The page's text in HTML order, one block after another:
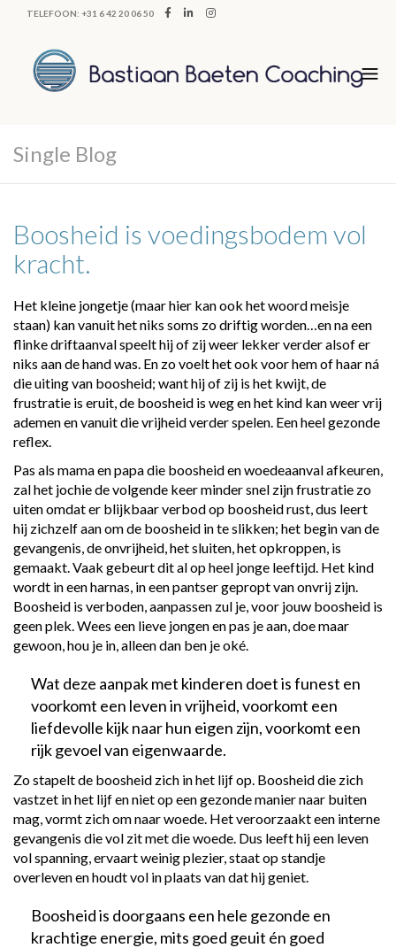
TELEFOON: +31 6 42 20 06 50
Single Blog
Boosheid is voedingsbodem vol
kracht.
Het kleine jongetje (maar hier kan ook het woord meisje
staan) kan vanuit het niks soms zo driftig worden…en na een
flinke driftaanval speelt hij of zij weer lekker verder alsof er
niks aan de hand was. En zo voelt het ook voor hem of haar ná
die uiting van boosheid; want hij of zij is het kwijt, de
frustratie is eruit, de boosheid is weg en het kind kan weer vrij
ademen en vanuit die vrijheid verder spelen. Een heel gezonde
reflex.
Pas als mama en papa die boosheid en woedeaanval afkeuren,
zal het jochie de volgende keer minder snel zijn frustratie zo
uiten omdat er blijkbaar verbod op boosheid rust, dus leert
hij zichzelf aan om de boosheid in te slikken; het begin van de
gevangenis, de onvrijheid, het sluiten, het opkroppen, is
gemaakt. Vaak gebeurt dit al op heel jonge leeftijd. Het kind
wordt in een harnas, in een pantser gepropt van onvrij zijn.
Boosheid is verboden, aanpassen zul je, voor jouw boosheid is
geen plek. Wees een lieve jongen en pas je aan, doe maar
gewoon, hou je in, alleen dan ben je oké.
Wat deze aanpak met kinderen doet is funest en
voorkomt een leven in vrijheid, voorkomt een
liefdevolle kijk naar hun eigen zijn, voorkomt een
rijk gevoel van eigenwaarde.
Zo stapelt de boosheid zich in het lijf op. Boosheid die zich
vastzet in het lijf en niet op een gezonde manier naar buiten
mag, vormt zich om naar woede. Het veroorzaakt een interne
gevangenis die vol zit met die woede. Dus leeft hij een leven
vol spanning, ervaart weinig plezier, staat op standje
overleven en houdt vol in plaats van dat hij geniet.
Boosheid is doorgaans een hele gezonde en
krachtige energie, mits goed geuit én goed